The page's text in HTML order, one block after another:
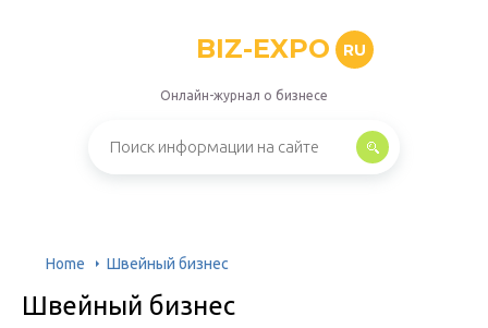
BIZ-EXPO RU
Онлайн-журнал о бизнесе
Home Швейный бизнес
Швейный бизнес